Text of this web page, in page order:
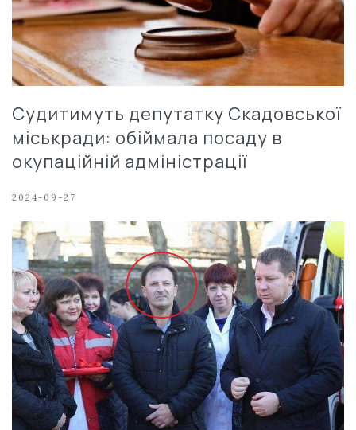
Судитимуть депутатку Скадовської
міськради: обіймала посаду в
окупаційній адміністрації
2024-09-27